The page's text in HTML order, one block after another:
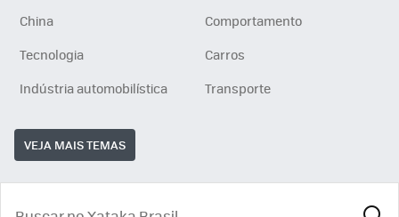
China
Comportamento
Tecnologia
Carros
Indústria automobilística
Transporte
VEJA MAIS TEMAS